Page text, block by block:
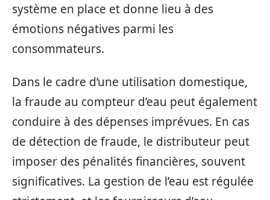
système en place et donne lieu à des
émotions négatives parmi les
consommateurs.
Dans le cadre d’une utilisation domestique,
la fraude au compteur d’eau peut également
conduire à des dépenses imprévues. En cas
de détection de fraude, le distributeur peut
imposer des pénalités financières, souvent
significatives. La gestion de l’eau est régulée